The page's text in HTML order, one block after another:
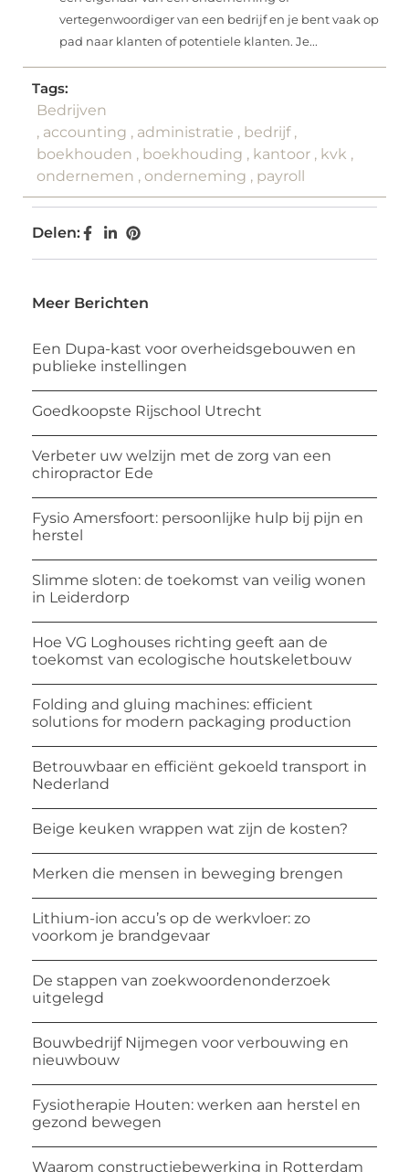
vertegenwoordiger van een bedrijf en je bent vaak op
pad naar klanten of potentiele klanten. Je...
Tags:
Bedrijven
, accounting , administratie , bedrijf,
boekhouden , boekhouding , kantoor , kvk ,
ondernemen , onderneming , payroll
Delen:
Meer Berichten
Een Dupa-kast voor overheidsgebouwen en
publieke instellingen
Goedkoopste Rijschool Utrecht
Verbeter uw welzijn met de zorg van een
chiropractor Ede
Fysio Amersfoort: persoonlijke hulp bij pijn en
herstel
Slimme sloten: de toekomst van veilig wonen
in Leiderdorp
Hoe VG Loghouses richting geeft aan de
toekomst van ecologische houtskeletbouw
Folding and gluing machines: efficient
solutions for modern packaging production
Betrouwbaar en efficiënt gekoeld transport in
Nederland
Beige keuken wrappen wat zijn de kosten?
Merken die mensen in beweging brengen
Lithium-ion accu’s op de werkvloer: zo
voorkom je brandgevaar
De stappen van zoekwoordenonderzoek
uitgelegd
Bouwbedrijf Nijmegen voor verbouwing en
nieuwbouw
Fysiotherapie Houten: werken aan herstel en
gezond bewegen
Waarom constructiebewerking in Rotterdam